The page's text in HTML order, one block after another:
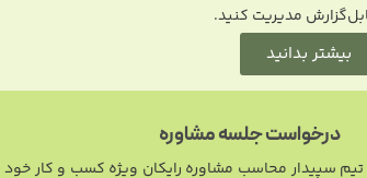
مدیریت کنید.
بیشتر بدانید
درخواست جلسه مشاوره
تیم سپیدار محاسب مشاوره رایکان ویژه کسب و کار خود